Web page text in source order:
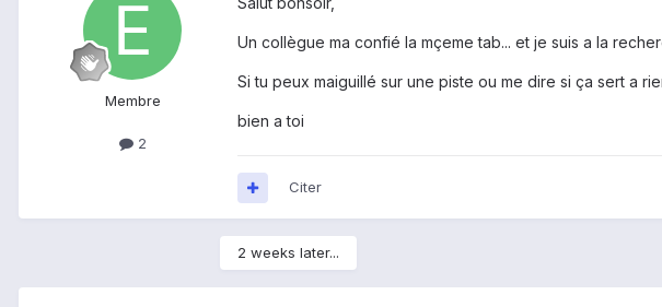
Membre
2
Un collègue ma confié la mçeme tab... et je suis a la
Si tu peux maiguillé sur une piste ou me dire si ça sert a
bien a toi
Citer
2 weeks later...